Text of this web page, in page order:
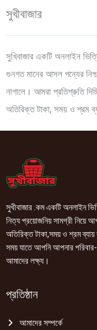
সুখীবাজার
সুখিবাজার একটি অনলাইন
গুনগত মানের আসল পন্যের
নাগালে। আমরা প্রতিশ্রুতি
অতিরিক্ত টাকা, সময় ও শ্রম
সুখীবাজার .কম একটি অনলাইন
নিত্য প্রয়োজনিয় সামগ্রী নিয়ে
অতিরিক্ত টাকা,সময় ও শ্রম
সময় যাতে আপনি আপনার
আমাদের লক্ষ্য।
প্রতিষ্ঠান
আমাদের সম্পর্কে